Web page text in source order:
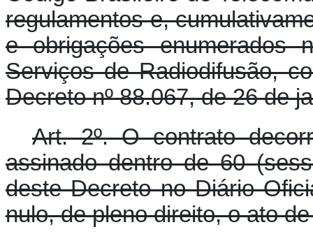
regulamentos e,
e obrigações enumerados
Serviços de Radiodifusão,
Decreto nº 88.067, de 26 de
Art. 2º.O contrato
assinado dentro de 60
deste Decreto no Diário
nulo, de pleno direito, o ato